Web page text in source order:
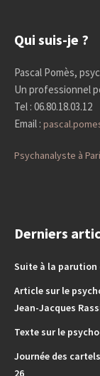
Qui suis-je ?
Pascal Pomès,
Un professionnel
Tel : 06.80.18.03.12
Email :
Psychanalyste à
Derniers
Suite à la parution
Article sur le
Jean-Jacques
Texte sur le
Journée des
26